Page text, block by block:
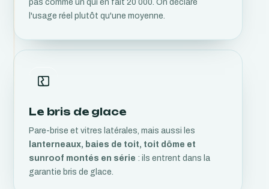
pas comme un qui en fait 20 000. On déclare
l'usage réel plutôt qu'une moyenne.
Le bris de glace
Pare-brise et vitres latérales, mais aussi les
lanterneaux, baies de toit, toit dôme et
sunroof montés en série : ils entrent dans la
garantie bris de glace.